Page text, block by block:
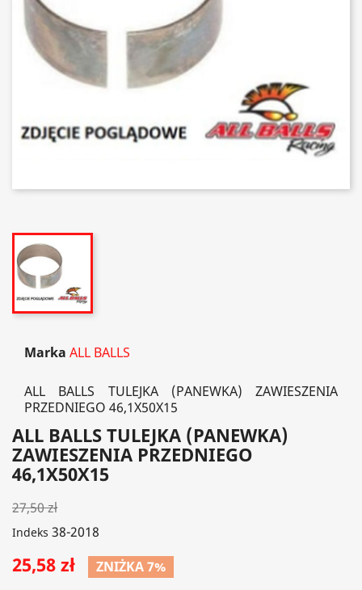
Marka ALL BALLS
ALL BALLS TULEJKA (PANEWKA) ZAWIESZENIA
PRZEDNIEGO 46,1X50X15
ALL BALLS TULEJKA (PANEWKA)
ZAWIESZENIA PRZEDNIEGO
46,1X50X15
27,50 zł
Indeks 38-2018
25,58 zł ZNIŻKA 7%